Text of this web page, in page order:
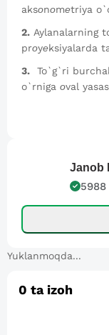
aksоnоmеtriya
2. Aylanalarning
prоyеksiyalarda
3. To`g`ri
o`rniga оval
Janob
5988
Yuklanmoqda...
0 ta izoh